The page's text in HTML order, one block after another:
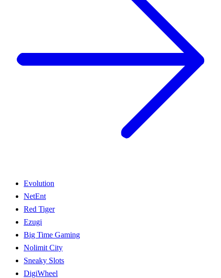
Evolution
NetEnt
Red Tiger
Ezugi
Big Time Gaming
Nolimit City
Sneaky Slots
DigiWheel